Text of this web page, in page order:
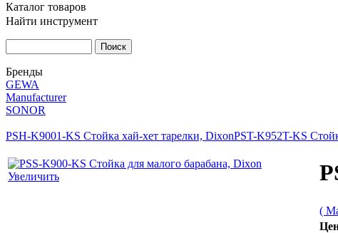
Каталог товаров
Найти инструмент
Бренды
GEWA
Manufacturer
SONOR
PSH-K9001-KS Стойка хай-хет тарелки, DixonPST-K952T-KS
Увеличить
(